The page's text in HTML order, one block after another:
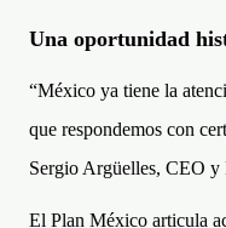
Una oportunidad
“México ya tiene la
que respondemos con
Sergio Argüelles, CEO y
El Plan México articula